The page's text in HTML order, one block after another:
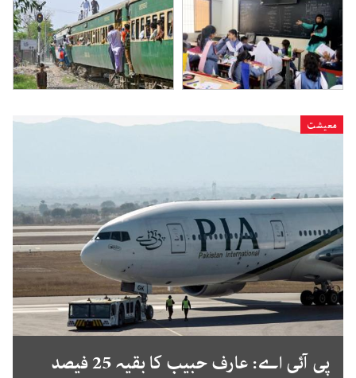
معیشت
پی آئی اے: عارف حبیب کا بقیہ 25 فیصد